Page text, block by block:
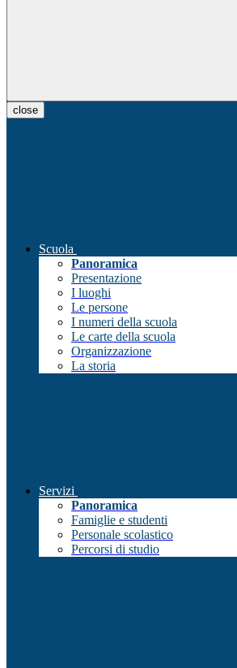
close
Scuola
Panoramica
Presentazione
I luoghi
Le persone
I numeri della scuola
Le carte della scuola
Organizzazione
La storia
Servizi
Panoramica
Famiglie e studenti
Personale scolastico
Percorsi di studio